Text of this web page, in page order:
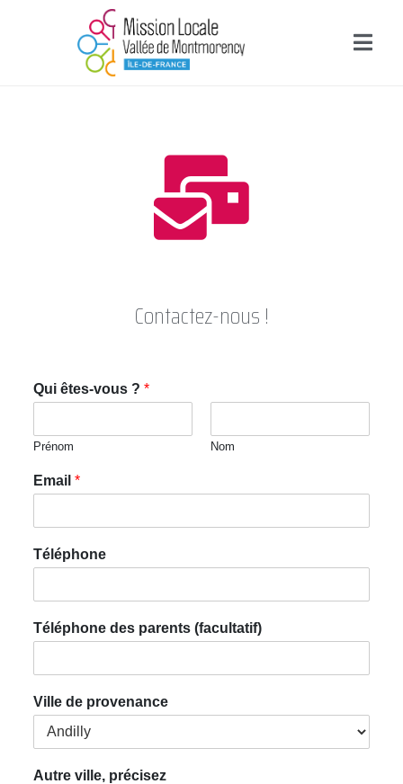
Contactez-nous !
Qui êtes-vous ? *
Prénom Nom
Email *
Téléphone
Téléphone des parents (facultatif)
Ville de provenance
Autre ville, précisez